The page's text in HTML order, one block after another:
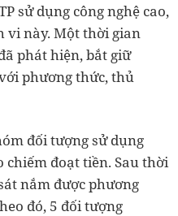
sử dụng công nghệ cao,
vi này. Một thời gian
phát hiện, bắt giữ
phương thức, thủ
đối tượng sử dụng
đoạt tiền. Sau thời
nắm được phương
đó, 5 đối tượng